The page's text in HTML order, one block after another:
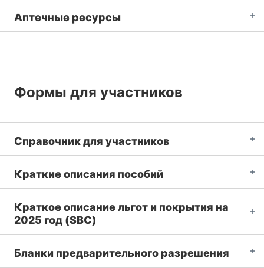
Аптечные ресурсы
Формы для участников
Справочник для участников
Краткие описания пособий
Краткое описание льгот и покрытия на
2025 год (SBC)
Бланки предварительного разрешения